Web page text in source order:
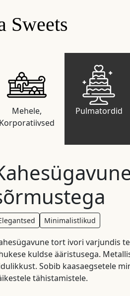
Sweets
Mehele,
Korporatiivsed
Pulmatordid
Minimalistlikud
tort ivori varjundis
kuldse ääristusega.
Sobib kaasaegsetele
tähistamistele.